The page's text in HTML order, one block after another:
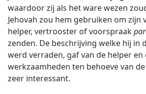
waardoor zij als het ware wezen
Jehovah zou hem gebruiken om zijn
helper, vertrooster of voorspraak
zenden. De beschrijving welke hij in
werd verraden, gaf van de helper en
werkzaamheden ten behoeve van
zeer interessant.